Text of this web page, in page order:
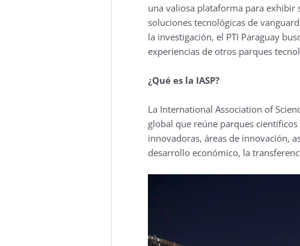
una valiosa plataforma para exhibir
soluciones tecnológicas de
la investigación, el PTI Paraguay
experiencias de otros parques
¿Qué es la IASP?
La International Association of
global que reúne parques
innovadoras, áreas de innovación,
desarrollo económico, la